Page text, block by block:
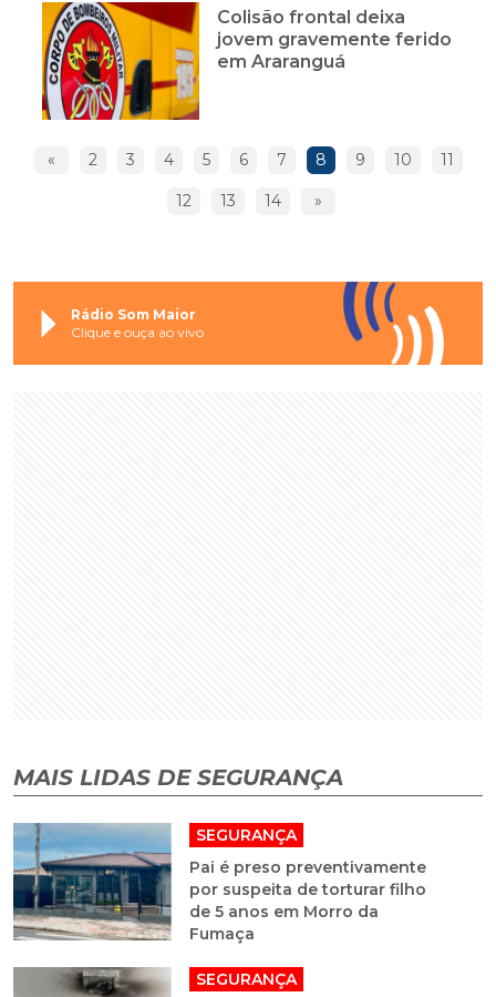
Colisão frontal deixa
jovem gravemente ferido
em Araranguá
« 2 3 4 5 6 7 8 9 10 11
12 13 14 »
Rádio Som Maior
Clique e ouça ao vivo
MAIS LIDAS DE SEGURANÇA
SEGURANÇA
Pai é preso preventivamente
por suspeita de torturar filho
de 5 anos em Morro da
Fumaça
SEGURANÇA